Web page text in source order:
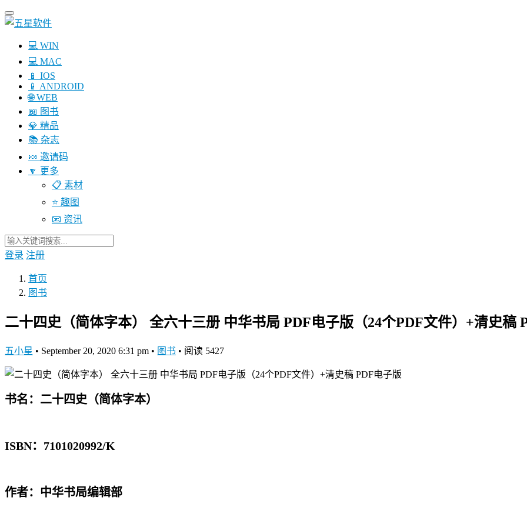
💻 WIN
💻 MAC
📱 IOS
📱 ANDROID
🌐 WEB
📖 图书
💎 精品
📚 杂志
🍬 邀请码
🔽 更多
📋 素材
⭐ 趣图
📧 资讯
登录 注册
首页
图书
二十四史（简体字本） 全六十三册 中华书局 PDF电子版（24个PDF文件）+清史稿
五小星 • September 20, 2020 6:31 pm • 图书 • 阅读 5427
书名：二十四史（简体字本）
ISBN：7101020992/K
作者：中华书局编辑部